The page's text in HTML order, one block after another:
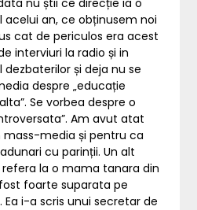
acelui an, ce obținusem noi
cat de periculos era acest
interviuri la radio și in
dezbaterilor și deja nu se
despre „educație
Se vorbea despre o
Am avut atat
media și pentru ca
cu parinții. Un alt
la o mama tanara din
foarte suparata pe
i-a scris unui secretar de